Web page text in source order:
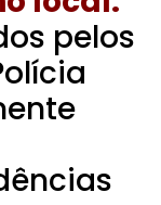
pelos